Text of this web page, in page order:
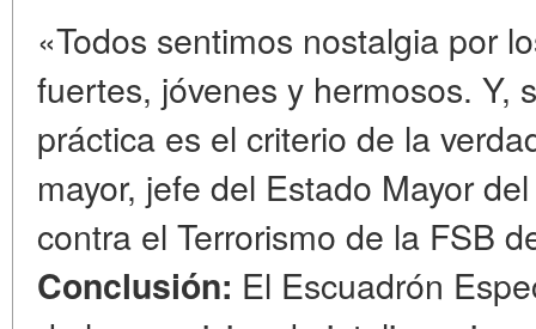
«Todos sentimos nostalgia por
fuertes, jóvenes y hermosos. Y,
práctica es el criterio de la
mayor, jefe del Estado Mayor
contra el Terrorismo de la FSB
Conclusión: El Escuadrón